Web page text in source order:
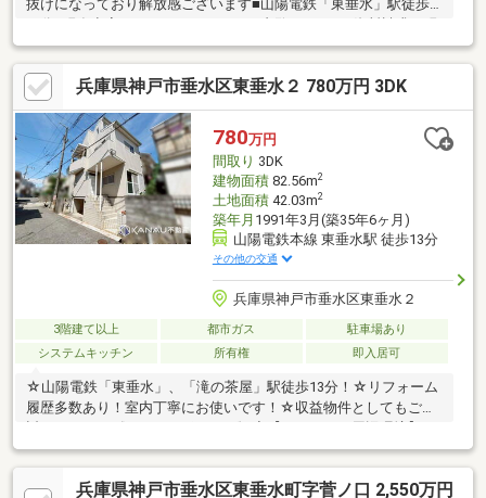
抜けになっており解放感ございます■山陽電鉄「東垂水」駅徒歩
地ご内覧希望等お気軽にお申し付けください
兵庫県神戸市垂水区東垂水２ 780万円 3DK
780万円
間取り 3DK
建物面積82.56m2
土地面積42.03m2
築年月 1991年3月(築35年6ヶ月)
山陽電鉄本線 東垂水駅 徒歩13分
その他の交通
兵庫県神戸市垂水区東垂水２
3階建て以上 都市ガス
駐車場あり
システムキッチン
所有権 即入居可
☆山陽電鉄「東垂水」、「滝の茶屋」駅徒歩13分！☆リフォーム
履歴多数あり！室内丁寧にお使いです！☆収益物件としてもご検
討ください。《オススメポイント》◆【アクセス・周辺環境】ス
ーパー三杉屋徒歩約10分！セブンイレブン徒歩約6分と充実した
環境です♪◆【学校・保育園・幼稚園】乙木小学校まで徒歩約10
分 ●東垂水中学校まで徒歩約11分 ●東高丸保育所まで徒歩6
兵庫県神戸市垂水区東垂水町字菅ノ口 2,550万円